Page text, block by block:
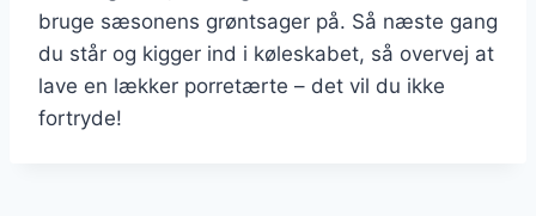
bruge sæsonens grøntsager på. Så næste gang
du står og kigger ind i køleskabet, så overvej at
lave en lækker porretærte – det vil du ikke
fortryde!